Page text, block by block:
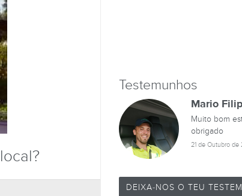
Testemunhos
Mario
Muito bom
obrigado
21 de Outubro de
DEIXA-NOS O TEU